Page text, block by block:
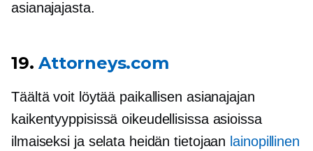
asianajajasta.
19.Attorneys.com
Täältä voit löytää paikallisen asianajajan
kaikentyyppisissä oikeudellisissa asioissa
ilmaiseksi ja selata heidän tietojaan lainopillinen